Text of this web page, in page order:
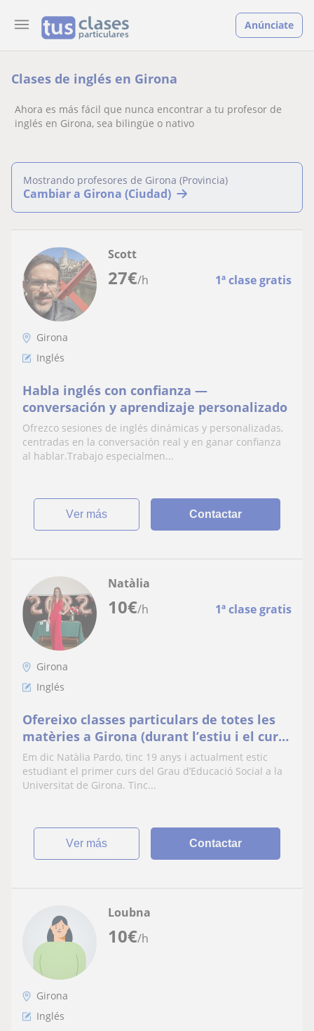
Anúnciate
Clases de inglés en Girona
Ahora es más fácil que nunca encontrar a tu profesor de
inglés en Girona, sea bilingüe o nativo
Mostrando profesores de Girona (Provincia)
Cambiar a Girona (Ciudad)
27€/h 1ª clase gratis
Scott
Girona
Inglés
Habla inglés con confianza —
conversación y aprendizaje personalizado
Ofrezco sesiones de inglés dinámicas y personalizadas,
centradas en la conversación real y en ganar confianza
al hablar.Trabajo especialmen...
ver más Contactar
10€/h 1ª clase gratis
Natàlia
Girona
Inglés
Ofereixo classes particulars de totes les
matèries a Girona (durant l’estiu i el curs
)
Em dic Natàlia Pardo, tinc 19 anys i actualment estic
estudiant el primer curs del Grau d’Educació Social a la
Universitat de Girona. Tinc...
ver más Contactar
10€/h
Loubna
Girona
Inglés